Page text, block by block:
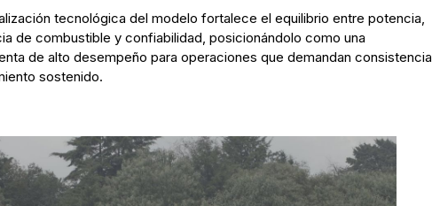
tecnológica del modelo fortalece el equilibrio entre potencia,
de combustible y confiabilidad, posicionándolo como una
de alto desempeño para operaciones que demandan consistencia
sostenido.